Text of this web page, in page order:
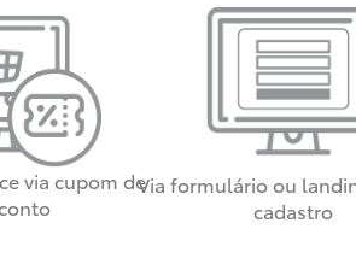
via cupom deVia formulário ou
cadastro